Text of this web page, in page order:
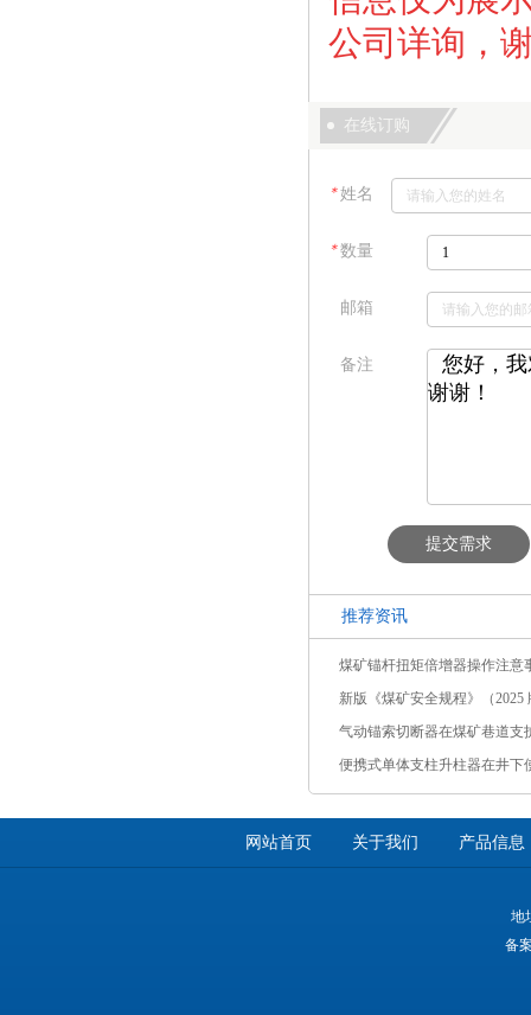
公司详询，
在线订购
＊姓名
＊数量
邮箱
备注
提交需求
推荐资讯
煤矿锚杆扭矩倍增器操作注意
新版《煤矿安全规程》（2025
气动锚索切断器在煤矿巷道支
便携式单体支柱升柱器在井下
网站首页 关于我们 产品信息
地
备